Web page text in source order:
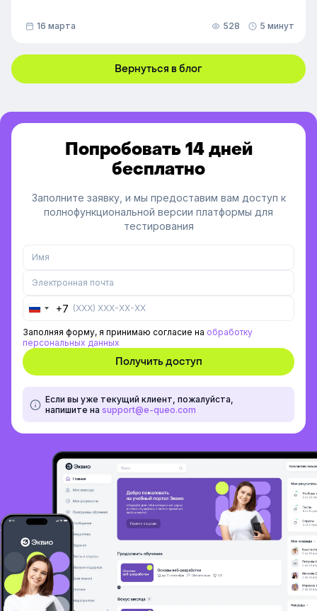
доступов, добавили фильтрацию данных по точному
платформы.
16 марта 528 5 минут
Вернуться в блог
Попробовать 14 дней
бесплатно
Заполните заявку, и мы предоставим вам доступ к
полнофункциональной версии платформы для
тестирования
Russia
+7
Заполняя форму, я принимаю согласие на обработку
персональных данных
Если вы уже текущий клиент, пожалуйста,
напишите на support@e-queo.com